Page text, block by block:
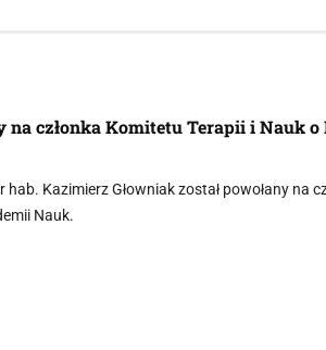
na członka Komitetu Terapii i Nauk o
Kazimierz Głowniak został powołany na
Nauk.